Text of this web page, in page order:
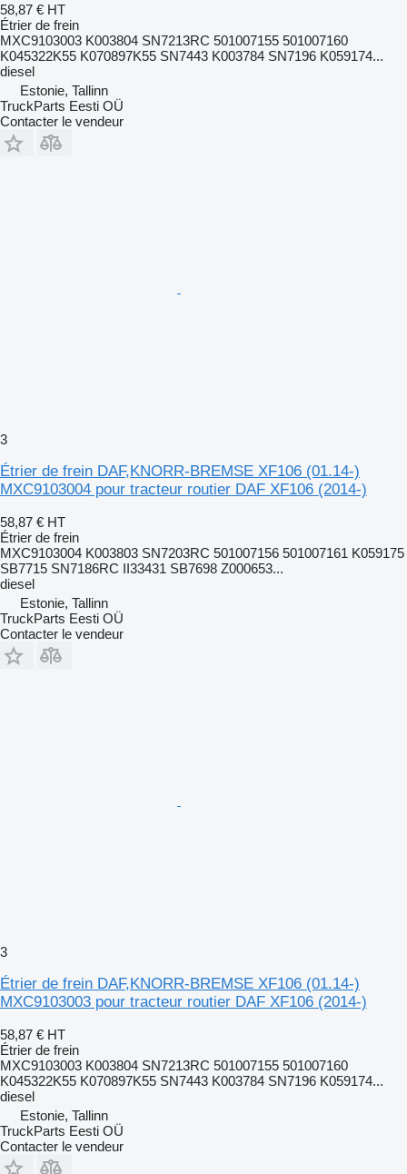
58,87 € HT
Étrier de frein
MXC9103003 K003804 SN7213RC 501007155 501007160
K045322K55 K070897K55 SN7443 K003784 SN7196 K059174...
diesel
Estonie, Tallinn
TruckParts Eesti OÜ
Contacter le vendeur
3
Étrier de frein DAF,KNORR-BREMSE XF106 (01.14-)
MXC9103004 pour tracteur routier DAF XF106 (2014-)
58,87 € HT
Étrier de frein
MXC9103004 K003803 SN7203RC 501007156 501007161 K059175
SB7715 SN7186RC II33431 SB7698 Z000653...
diesel
Estonie, Tallinn
TruckParts Eesti OÜ
Contacter le vendeur
3
Étrier de frein DAF,KNORR-BREMSE XF106 (01.14-)
MXC9103003 pour tracteur routier DAF XF106 (2014-)
58,87 € HT
Étrier de frein
MXC9103003 K003804 SN7213RC 501007155 501007160
K045322K55 K070897K55 SN7443 K003784 SN7196 K059174...
diesel
Estonie, Tallinn
TruckParts Eesti OÜ
Contacter le vendeur